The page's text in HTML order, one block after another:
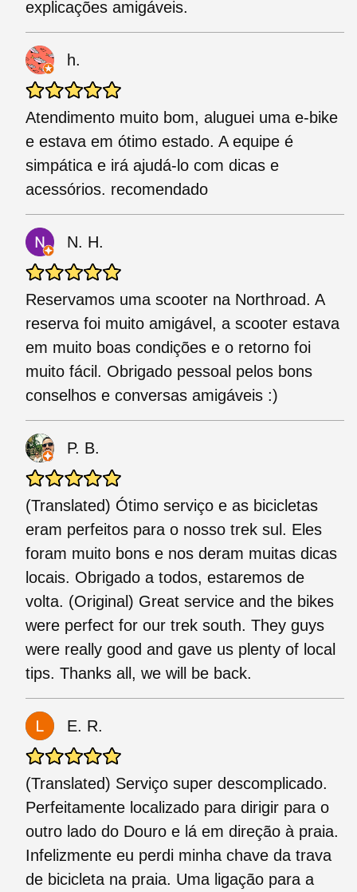
explicações amigáveis.
h.
Atendimento muito bom, aluguei uma e-bike
e estava em ótimo estado. A equipe é
simpática e irá ajudá-lo com dicas e
acessórios. recomendado
N. H.
Reservamos uma scooter na Northroad. A
reserva foi muito amigável, a scooter estava
em muito boas condições e o retorno foi
muito fácil. Obrigado pessoal pelos bons
conselhos e conversas amigáveis ​​:)
P. B.
(Translated) Ótimo serviço e as bicicletas
eram perfeitos para o nosso trek sul. Eles
foram muito bons e nos deram muitas dicas
locais. Obrigado a todos, estaremos de
volta. (Original) Great service and the bikes
were perfect for our trek south. They guys
were really good and gave us plenty of local
tips. Thanks all, we will be back.
E. R.
(Translated) Serviço super descomplicado.
Perfeitamente localizado para dirigir para o
outro lado do Douro e lá em direção à praia.
Infelizmente eu perdi minha chave da trava
de bicicleta na praia. Uma ligação para a